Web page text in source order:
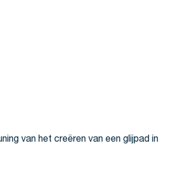
van het creëren van een glijpad in